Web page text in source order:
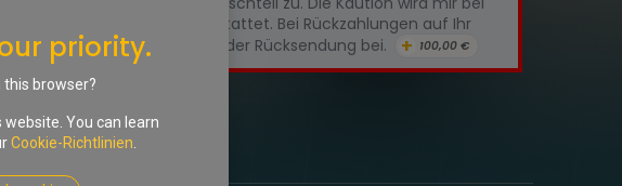
meines Gebrauchtteils erstattet. Bei Rückzahlungen auf Ihr
fügen Sie bitte IBAN+BIC der Rücksendung bei.
+ 100,00€
Auf die Wunschliste
Sie uns
priority.
browser?
You can learn
Cookie-Richtlinien